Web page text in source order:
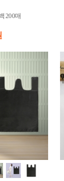
200매